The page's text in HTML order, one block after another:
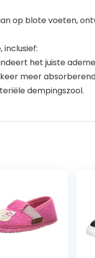
op blote voeten,
het juiste
meer
dempingszool.